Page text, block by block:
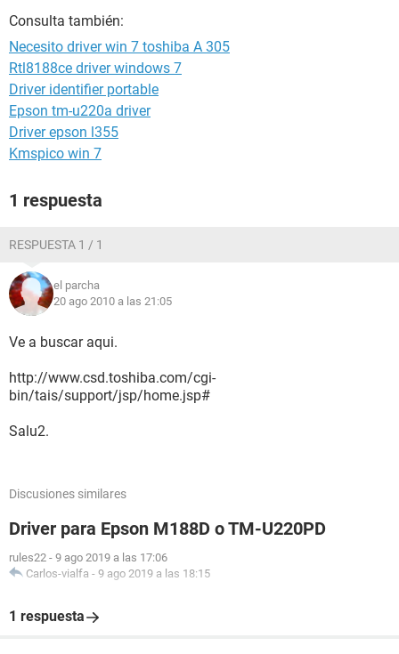
Consulta también:
Necesito driver win 7 toshiba A 305
Rtl8188ce driver windows 7
Driver identifier portable
Epson tm-u220a driver
Driver epson l355
Kmspico win 7
1 respuesta
RESPUESTA 1 / 1
el parcha
20 ago 2010 a las 21:05
Ve a buscar aqui.
http://www.csd.toshiba.com/cgi-
bin/tais/support/jsp/home.jsp#
Salu2.
Discusiones similares
Driver para Epson M188D o TM-U220PD
rules22 - 9 ago 2019 a las 17:06
Carlos-vialfa - 9 ago 2019 a las 18:15
1 respuesta